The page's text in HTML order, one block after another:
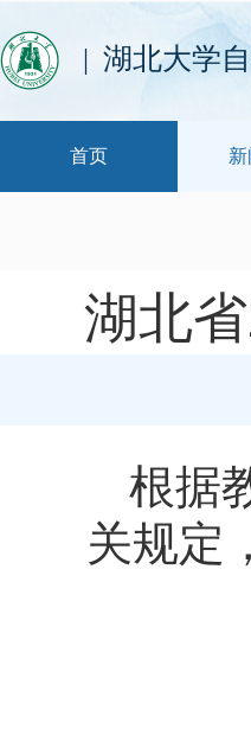
| 湖北大学
首页
湖北
根据
关规定
（